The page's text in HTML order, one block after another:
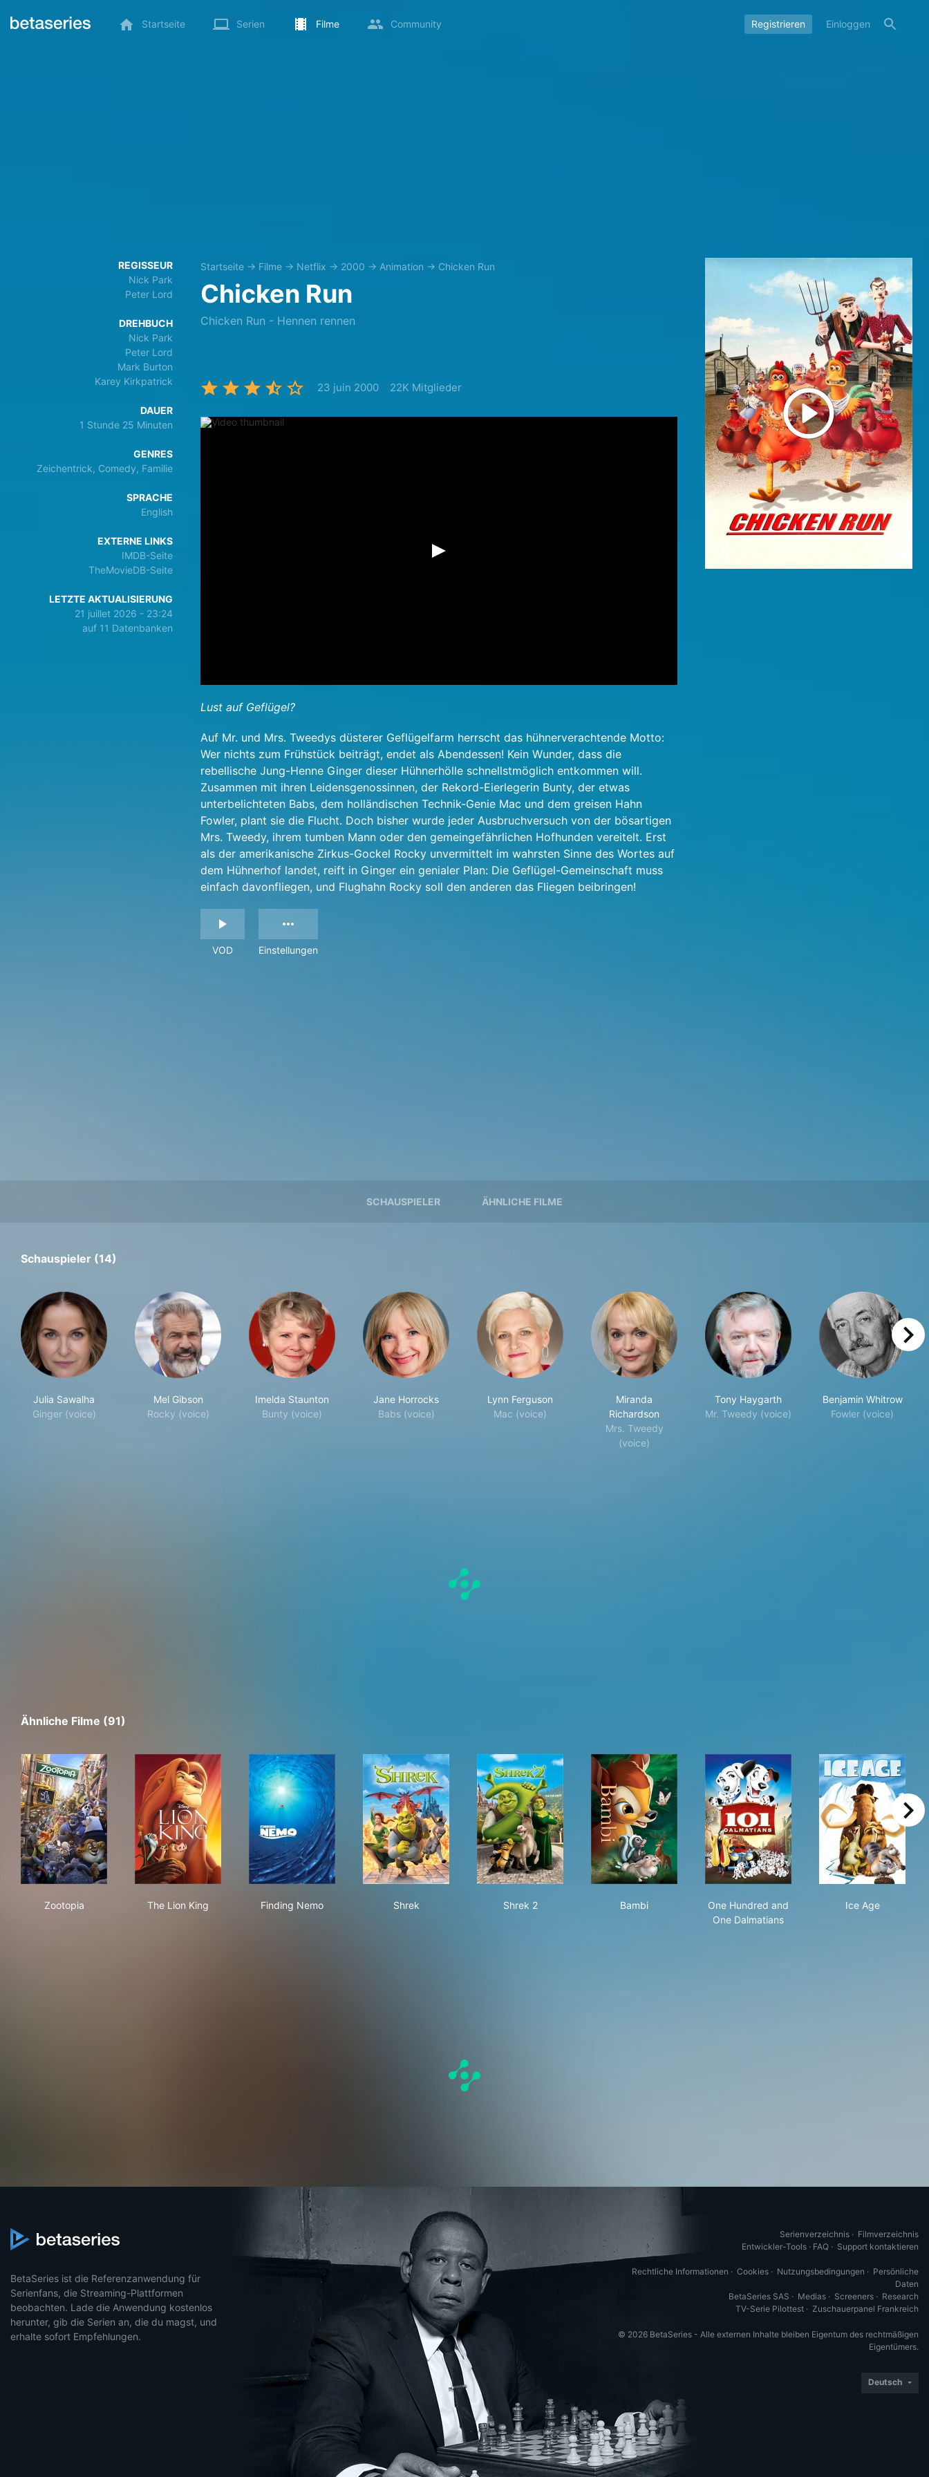
Startseite Serien Filme Community Registrieren Einloggen
REGISSEUR
Nick Park
Peter Lord
DREHBUCH
Nick Park
Peter Lord
Mark Burton
Karey Kirkpatrick
DAUER
1 Stunde 25 Minuten
GENRES
Zeichentrick, Comedy, Familie
SPRACHE
English
EXTERNE LINKS
IMDB-Seite
TheMovieDB-Seite
LETZTE AKTUALISIERUNG
21 juillet 2026 - 23:24
auf 11 Datenbanken
Startseite → Filme → Netflix → 2000 → Animation → Chicken Run
Chicken Run
Chicken Run - Hennen rennen
23 juin 2000 22K Mitglieder
Lust auf Geflügel?
Auf Mr. und Mrs. Tweedys düsterer Geflügelfarm herrscht das hühnerverachtende Motto:
Wer nichts zum Frühstück beiträgt, endet als Abendessen! Kein Wunder, dass die
rebellische Jung-Henne Ginger dieser Hühnerhölle schnellstmöglich entkommen will.
Zusammen mit ihren Leidensgenossinnen, der Rekord-Eierlegerin Bunty, der etwas
unterbelichteten Babs, dem holländischen Technik-Genie Mac und dem greisen Hahn
Fowler, plant sie die Flucht. Doch bisher wurde jeder Ausbruchversuch von der bösartigen
Mrs. Tweedy, ihrem tumben Mann oder den gemeingefährlichen Hofhunden vereitelt. Erst
als der amerikanische Zirkus-Gockel Rocky unvermittelt im wahrsten Sinne des Wortes auf
dem Hühnerhof landet, reift in Ginger ein genialer Plan: Die Geflügel-Gemeinschaft muss
einfach davonfliegen, und Flughahn Rocky soll den anderen das Fliegen beibringen!
VOD Einstellungen
SCHAUSPIELER ÄHNLICHE FILME
Schauspieler (14)
Julia Sawalha
Ginger (voice)
Mel Gibson
Rocky (voice)
Imelda Staunton
Bunty (voice)
Jane Horrocks
Babs (voice)
Lynn Ferguson
Mac (voice)
Miranda
Richardson
Mrs. Tweedy
(voice)
Tony Haygarth
Mr. Tweedy (voice)
Benjamin Whitrow
Fowler (voice)
right
Ähnliche Filme (91)
Zootopia
The Lion King
Finding Nemo
Shrek
Shrek 2
Bambi
One Hundred and
One Dalmatians
Ice Age
right
BetaSeries ist die Referenzanwendung für
Serienfans, die Streaming-Plattformen
beobachten. Lade die Anwendung kostenlos
herunter, gib die Serien an, die du magst, und
erhalte sofort Empfehlungen.
Serienverzeichnis · Filmverzeichnis
Entwickler-Tools · FAQ · Support kontaktieren
Rechtliche Informationen · Cookies · Nutzungsbedingungen · Persönliche
Daten
BetaSeries SAS · Medias · Screeners · Research
TV-Serie Pilottest · Zuschauerpanel Frankreich
© 2026 BetaSeries - Alle externen Inhalte bleiben Eigentum des rechtmäßigen
Eigentümers.
Deutsch